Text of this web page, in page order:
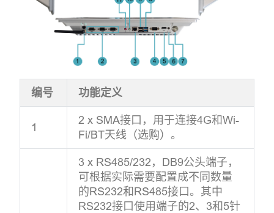
编号 功能定义
1
2 x SMA接口，用于连接4G和Wi-
Fi/BT天线（选购）。
3 x RS485/232，DB9公头端子，
可根据实际需要配置成不同数量
的RS232和RS485接口。其中
RS232接口使用端子的2、3和5针